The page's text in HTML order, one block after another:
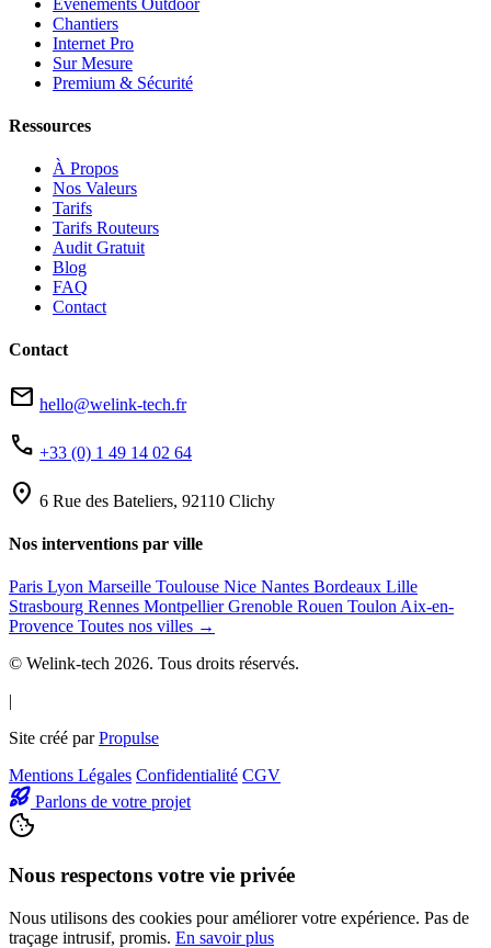
Chantiers
Internet Pro
Sur Mesure
Premium & Sécurité
Ressources
À Propos
Nos Valeurs
Tarifs
Tarifs Routeurs
Audit Gratuit
Blog
FAQ
Contact
Contact
mail hello@welink-tech.fr
phone +33 (0) 1 49 14 02 64
location_on 6 Rue des Bateliers, 92110 Clichy
Nos interventions par ville
Paris Lyon Marseille Toulouse Nice Nantes Bordeaux Lille
Strasbourg Rennes MontpellierGrenoble Rouen Toulon Aix-en-
Provence Toutes nos villes →
© Welink-tech 2026. Tous droits réservés.
|
Site créé parPropulse
Mentions Légales Confidentialité CGV
Parlons de votre projet
Nous respectons votre vie privée
Nous utilisons des cookies pour améliorer votre expérience. Pas de
traçage intrusif, promis. En savoir plus